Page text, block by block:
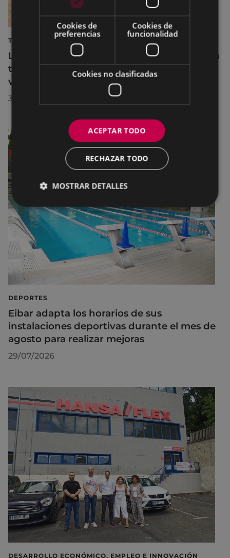
TURISMO
La diputada Azahara Domínguez destaca la
transformación turística de Eibar en su
visita a la localidad
30/07/2026
DEPORTES
Eibar adapta los horarios de sus
instalaciones deportivas durante el mes de
agosto para realizar mejoras
29/07/2026
DESARROLLO ECONÓMICO, EMPLEO E INNOVACIÓN
Cookies de
preferencias
Cookies de
funcionalidad
Cookies no clasificadas
ACEPTAR TODO
RECHAZAR TODO
MOSTRAR DETALLES